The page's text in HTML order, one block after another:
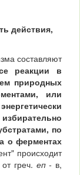
действия,
составляют
реакции в
природных
или
по
о ферментах
происходит
греч. еп - в,